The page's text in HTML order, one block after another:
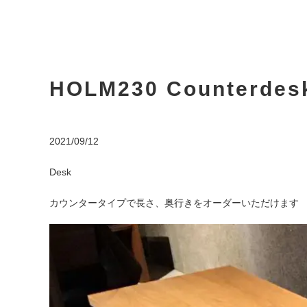
HOLM230
2021/09/12
Desk
カウンタータイプで長さ、奥行きをオーダーいただけます